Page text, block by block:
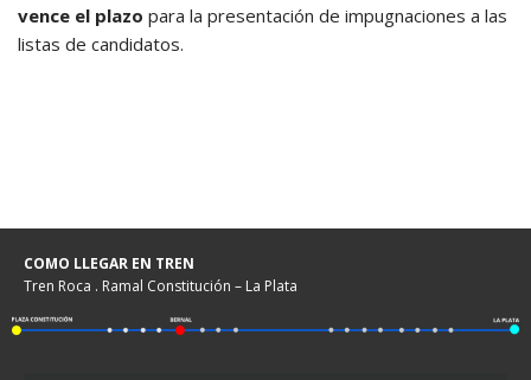
vence el plazo para la presentación de impugnaciones a las
listas de candidatos.
COMO LLEGAR EN TREN
Tren Roca . Ramal Constitución – La Plata